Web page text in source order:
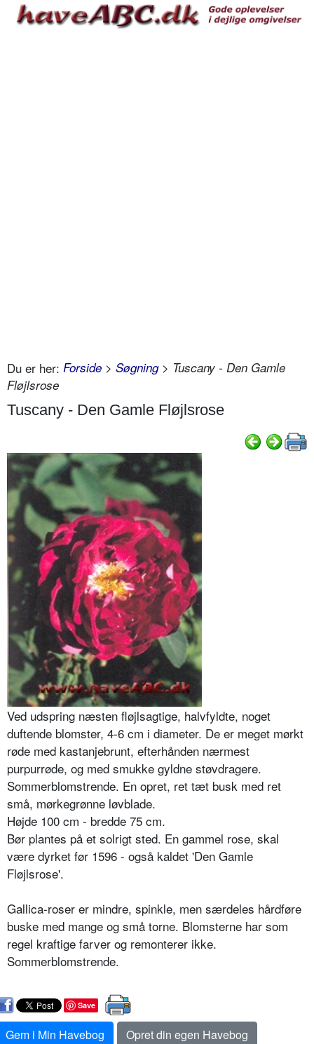
Du er her: Forside > Søgning> Tuscany - Den Gamle
Fløjlsrose
Tuscany - Den Gamle Fløjlsrose
Ved udspring næsten fløjlsagtige, halvfyldte, noget
duftende blomster, 4-6 cm i diameter. De er meget mørkt
røde med ka­stanjebrunt, efterhånden nærmest
purpurrøde, og med smukke gyldne støvdragere.
Sommerblomstrende. En opret, ret tæt busk med ret
små, mørkegrønne løvblade.
Højde 100 cm - bredde 75 cm.
Bør plantes på et solrigt sted. En gammel rose, skal
være dyrket før 1596 - også kaldet 'Den Gamle
Fløjlsrose'.
Gallica-roser er mindre, spinkle, men særdeles hårdføre
buske med mange og små torne. Blomsterne har som
regel kraftige farver og remonterer ikke.
Sommerblomstrende.
Save
Gem i Min Havebog
Opret din egen Havebog